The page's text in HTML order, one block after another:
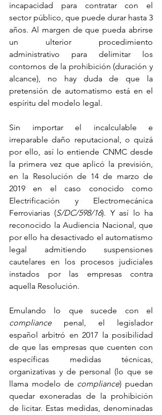
incapacidad para contratar con el
sector público, que puede durar hasta 3
años. Al margen de que pueda abrirse
un ulterior procedimiento
administrativo para delimitar los
contornos de la prohibición (duración y
alcance), no hay duda de que la
pretensión de automatismo está en el
espíritu del modelo legal.
Sin importar el incalculable e
irreparable daño reputacional, o quizá
por ello, así lo entiende CNMC desde
la primera vez que aplicó la previsión,
en la Resolución de 14 de marzo de
2019 en el caso conocido como
Electrificación y Electromecánica
Ferroviarias (S/DC/598/16). Y así lo ha
reconocido la Audiencia Nacional, que
por ello ha desactivado el automatismo
legal admitiendo suspensiones
cautelares en los procesos judiciales
instados por las empresas contra
aquella Resolución.
compliance penal, el legislador
español arbitró en 2017 la posibilidad
de que las empresas que cuenten con
específicas medidas técnicas,
organizativas y de personal (lo que se
llama modelo de compliance) puedan
quedar exoneradas de la prohibición
de licitar. Estas medidas, denominadas